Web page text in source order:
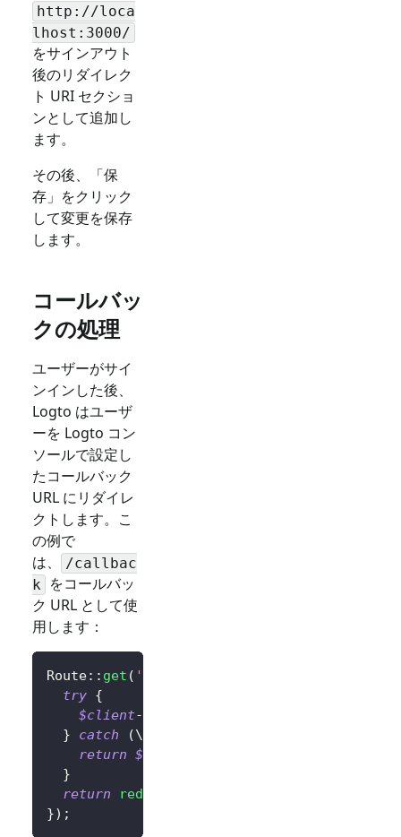
http://loca
lhost:3000/
をサインアウト
後のリダイレク
ト URI セクショ
ンとして追加し
ます。
その後、「保
存」をクリック
して変更を保存
します。
コールバッ
クの処理
ユーザーがサイ
ンインした後、
Logto はユーザ
ーを Logto コン
ソールで設定し
たコールバック
URL にリダイレ
クトします。こ
の例で
は、
/callbac
k をコールバッ
ク URL として使
用します：
Route:: get ( '/callback'
try {
$client->
}
catch (\
return $exception
}
return
redirect
}) ;